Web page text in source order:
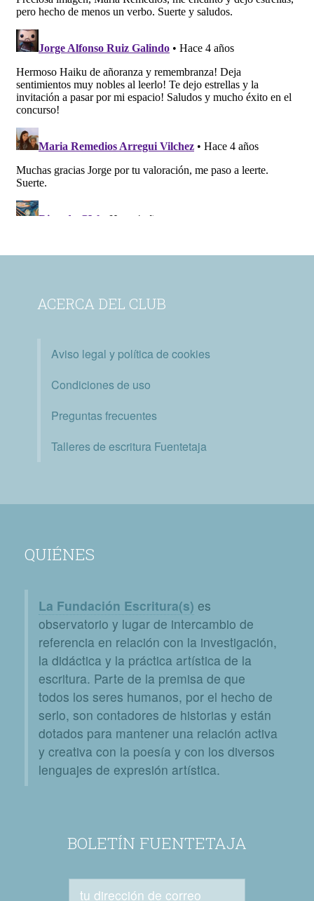
ACERCA DEL CLUB
Aviso legal y política de cookies
Condiciones de uso
Preguntas frecuentes
Talleres de escritura Fuentetaja
QUIÉNES
La Fundación Escritura(s) es
observatorio y lugar de intercambio de
referencia en relación con la investigación,
la didáctica y la práctica artística de la
escritura. Parte de la premisa de que
todos los seres humanos, por el hecho de
serlo, son contadores de historias y están
dotados para mantener una relación activa
y creativa con la poesía y con los diversos
lenguajes de expresión artística.
BOLETÍN FUENTETAJA